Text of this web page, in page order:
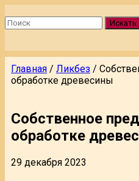
Искать
Главная / Ликбез /
обработке древесины
Собственное
обработке
29 декабря 2023